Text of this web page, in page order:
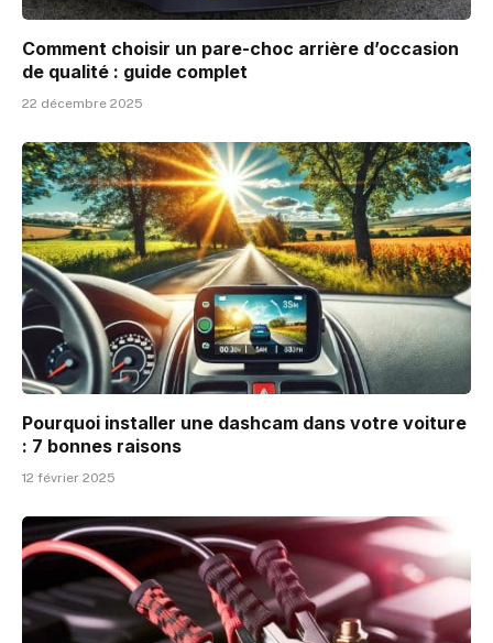
Comment choisir un pare-choc arrière d’occasion
de qualité : guide complet
22 décembre 2025
Pourquoi installer une dashcam dans votre voiture
: 7 bonnes raisons
12 février 2025